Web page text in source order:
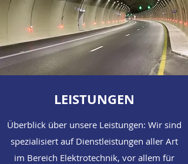
LEISTUNGEN
Überblick über unsere Leistungen: Wir sind
spezialisiert auf Dienstleistungen aller Art
im Bereich Elektrotechnik, vor allem für